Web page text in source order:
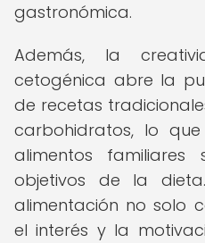
gastronómica.
Además, la
cetogénica abre la
de recetas
carbohidratos, lo
alimentos familiares
objetivos de la
alimentación no solo
el interés y la